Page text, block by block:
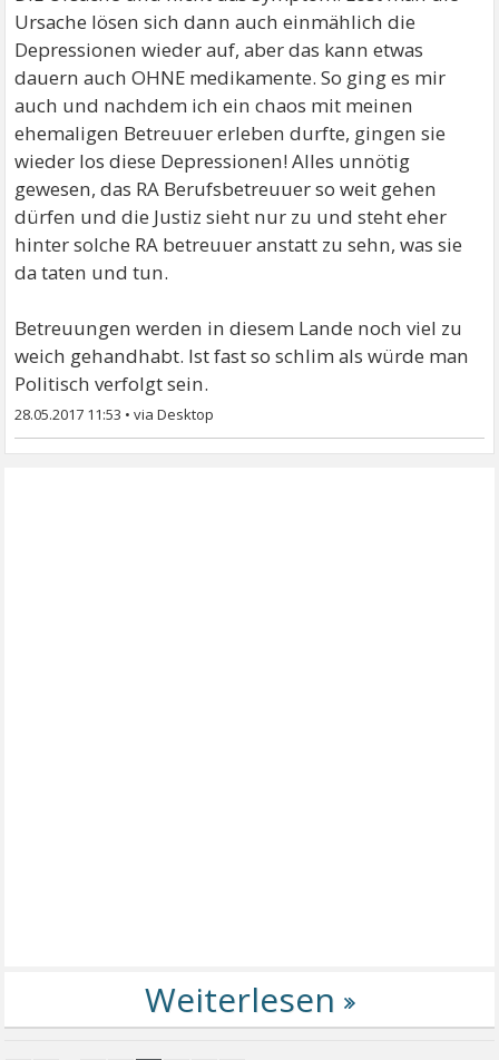
Ursache lösen sich dann auch einmählich die
Depressionen wieder auf, aber das kann etwas
dauern auch OHNE medikamente. So ging es mir
auch und nachdem ich ein chaos mit meinen
ehemaligen Betreuuer erleben durfte, gingen sie
wieder los diese Depressionen! Alles unnötig
gewesen, das RA Berufsbetreuuer so weit gehen
dürfen und die Justiz sieht nur zu und steht eher
hinter solche RA betreuuer anstatt zu sehn, was sie
da taten und tun.
Betreuungen werden in diesem Lande noch viel zu
weich gehandhabt. Ist fast so schlim als würde man
Politisch verfolgt sein.
28.05.2017 11:53 •